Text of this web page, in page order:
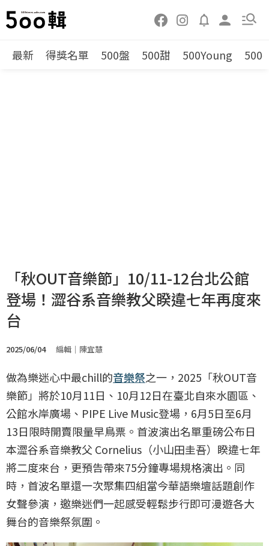
最新 得獎名單 500盤 500甜 500Young 500
「秋OUT音樂節」10/11-12台北公館
登場！澀谷系音樂教父睽違七年再度來
台
2025/06/04 編輯｜陳宜慧
做為樂迷心中最chill的音樂祭之一，2025「秋OUT音
樂節」將於10月11日、10月12日在臺北自來水園區、
公館水岸廣場、PIPE Live Music登場，6月5日至6月
13日限時開賣限量早鳥票。首波演出名單重磅公布日
本澀谷系音樂教父 Cornelius（小山田圭吾）睽違七年
將二度來台，更預告帶來75分鐘專場規格演出。同
時，首波名單還一次聚集四組當今華語樂壇話題創作
女聲參演，邀樂迷們一起感受輕鬆步行即可漫遊各大
舞台的音樂祭氛圍。